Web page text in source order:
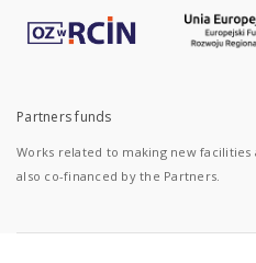
Partners funds
Works related to making new facilities
also co-financed by the Partners.